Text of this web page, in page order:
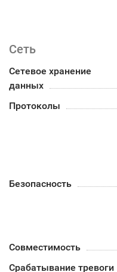
Сеть
Сетевое хранение
данных
Протоколы
Безопасность
Совместимость
Срабатывание тревоги